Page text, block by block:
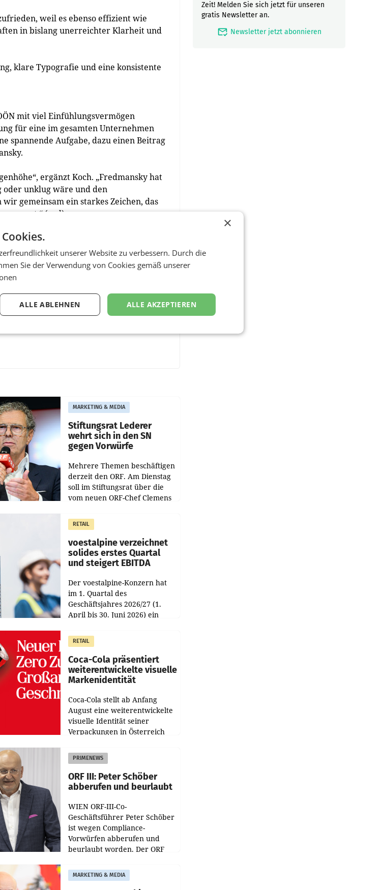
weil es ebenso effizient wie
in bislang unerreichter Klarheit und
klare Typografie und eine konsistente
mit viel Einfühlungsvermögen
für eine im gesamten Unternehmen
spannende Aufgabe, dazu einen Beitrag
ergänzt Koch. „Fredmansky hat
oder unklug wäre und den
gemeinsam ein starkes Zeichen, das
(red)
MARKETING & MEDIA
Stiftungsrat Lederer
wehrt sich in den SN
gegen Vorwürfe
Mehrere Themen beschäftigen
derzeit den ORF. Am Dienstag
soll im Stiftungsrat über die
vom neuen ORF-Chef Clemens
Besetzungen für die
Direktionen abgestimmt
werden.
RETAIL
voestalpine verzeichnet
solides erstes Quartal
und steigert EBITDA
Der voestalpine-Konzern hat
im 1. Quartal des
Geschäftsjahres 2026/27 (1.
April bis 30. Juni 2026) ein
Der Umsatz stieg im Vergleich
zur Vorjahresperiode
RETAIL
Coca-Cola präsentiert
weiterentwickelte visuelle
Markenidentität
Coca-Cola stellt ab Anfang
August eine weiterentwickelte
visuelle Identität seiner
Verpackungen in Österreich
Redesigns stehen zentrale
Gestaltungselemente
PRIMENEWS
ORF III: Peter Schöber
abberufen und beurlaubt
WIEN ORF-III-Co-
Geschäftsführer Peter Schöber
ist wegen Compliance-
Vorwürfen abberufen und
beurlaubt worden. Der ORF
entsprechende
Medienberichte.
MARKETING & MEDIA
Zeit! Melden Sie sich jetzt für unseren
gratis Newsletter an.
mark_email_read Newsletter jetzt abonnieren
×
unserer Website zu verbessern. Durch die
Sie der Verwendung von Cookies gemäß unserer
ALLE AKZEPTIEREN
ALLE ABLEHNEN